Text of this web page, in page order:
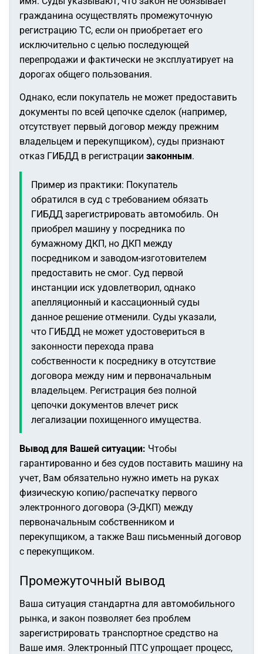
гражданина осуществлять промежуточную
регистрацию ТС, если он приобретает его
исключительно с целью последующей
перепродажи и фактически не эксплуатирует на
дорогах общего пользования.
Однако, если покупатель не может предоставить
документы по всей цепочке сделок (например,
отсутствует первый договор между прежним
владельцем и перекупщиком), суды признают
отказ ГИБДД в регистрации законным.
Пример из практики: Покупатель
обратился в суд с требованием обязать
ГИБДД зарегистрировать автомобиль. Он
приобрел машину у посредника по
бумажному ДКП, но ДКП между
посредником и заводом-изготовителем
предоставить не смог. Суд первой
инстанции иск удовлетворил, однако
апелляционный и кассационный суды
данное решение отменили. Суды указали,
что ГИБДД не может удостовериться в
законности перехода права
собственности к посреднику в отсутствие
договора между ним и первоначальным
владельцем. Регистрация без полной
цепочки документов влечет риск
легализации похищенного имущества.
Вывод для Вашей ситуации: Чтобы
гарантированно и без судов поставить машину на
учет, Вам обязательно нужно иметь на руках
физическую копию/распечатку первого
электронного договора (Э-ДКП) между
первоначальным собственником и
перекупщиком, а также Ваш письменный договор
с перекупщиком.
Промежуточный вывод
Ваша ситуация стандартна для автомобильного
рынка, и закон позволяет без проблем
зарегистрировать транспортное средство на
Ваше имя. Электронный ПТС упрощает процесс,